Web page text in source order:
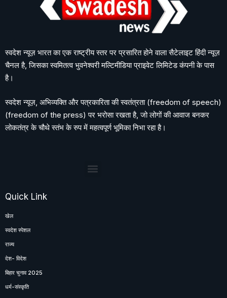
स्वदेश न्यूज़ भारत का एक राष्ट्रीय स्तर पर प्रसारित होने वाला सैटेलाइट हिंदी न्यूज़
चैनल है, जिसका स्वमितत्व भुवनेश्वरी मल्टिमीडिया प्राइवेट लिमिटेड कंपनी के पास
है।
स्वदेश न्यूज़, अभिव्यक्ति और पत्रकारिता की स्वतंत्रता (freedom of speech)
(freedom of the press) पर भरोसा रखता है, जो लोगों की आवाज बनकर
लोकतंत्र के चौथे स्तंभ के रुप में महत्वपूर्ण भूमिका निभा रहा है।
Quick Link
खेल
स्वदेश स्पेशल
राज्य
देश- विदेश
बिहार चुनाव 2025
धर्म-संस्कृति